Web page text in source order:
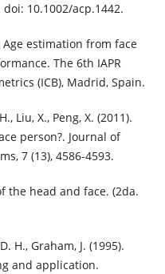
doi: 10.1002/acp.1442.
Age estimation from face
The 6th IAPR
(ICB), Madrid, Spain.
Liu, X., Peng, X. (2011).
person?. Journal of
7 (13), 4586-4593.
the head and face. (2da.
H., Graham, J. (1995).
and application.